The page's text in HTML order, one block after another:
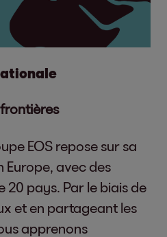
EOS repose sur sa
Europe, avec des
20 pays. Par le biais de
et en partageant les
apprenons